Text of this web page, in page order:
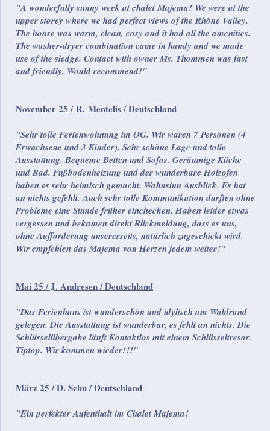
"A wonderfully sunny week at chalet Majema! We were at the
upper storey where we had perfect views of the Rhône Valley.
The house was warm, clean, cosy and it had all the amenities.
The washer-dryer combination came in handy and we made
use of the sledge. Contact with owner Ms. Thommen was fast
and friendly. Would recommend!"
November 25 / R. Mentelis / Deutschland
"Sehr tolle Ferienwohnung im OG. Wir waren 7 Personen (4
Erwachsene und 3 Kinder). Sehr schöne Lage und tolle
Ausstattung. Bequeme Betten und Sofas. Geräumige Küche
und Bad. Fußbodenheizung und der wunderbare Holzofen
haben es sehr heimisch gemacht. Wahnsinn Ausblick. Es hat
an nichts gefehlt. Auch sehr tolle Kommunikation durften ohne
Probleme eine Stunde früher einchecken. Haben leider etwas
vergessen und bekamen direkt Rückmeldung, dass es uns,
ohne Aufforderung unsererseits, natürlich zugeschickt wird.
Wir empfehlen das Majema von Herzen jedem weiter!"
Mai 25 / J. Andresen / Deutschland
"Das Ferienhaus ist wunderschön und idylisch am Waldrand
gelegen. Die Ausstattung ist wunderbar, es fehlt an nichts. Die
Schlüsselübergabe läuft Kontaktlos mit einem Schlüsseltresor.
Tiptop. Wir kommen wieder!!!"
März 25 / D. Schu / Deutschland
"Ein perfekter Aufenthalt im Chalet Majema!